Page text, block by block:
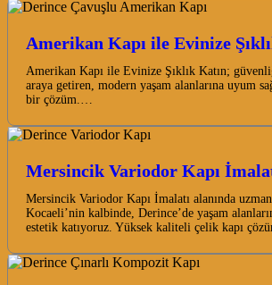
Amerikan Kapı ile Evinize
Amerikan Kapı ile Evinize Şıklık Katın;
araya getiren, modern yaşam alanlarına uyum
bir çözüm.…
Mersincik Variodor Kapı
Mersincik Variodor Kapı İmalatı alanında
Kocaeli’nin kalbinde, Derince’de yaşam
estetik katıyoruz. Yüksek kaliteli çelik kapı